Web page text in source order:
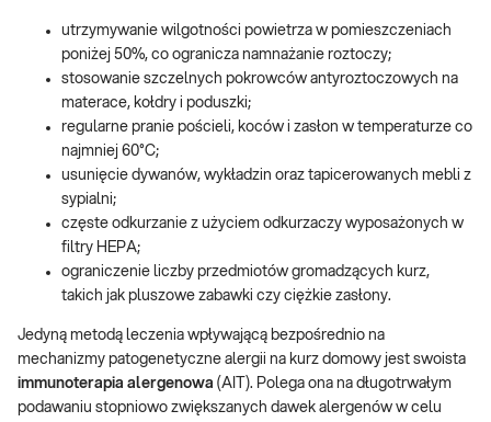
utrzymywanie wilgotności powietrza w pomieszczeniach
poniżej 50%, co ogranicza namnażanie roztoczy;
stosowanie szczelnych pokrowców antyroztoczowych na
materace, kołdry i poduszki;
regularne pranie pościeli, koców i zasłon w temperaturze co
najmniej 60°C;
usunięcie dywanów, wykładzin oraz tapicerowanych mebli z
sypialni;
częste odkurzanie z użyciem odkurzaczy wyposażonych w
filtry HEPA;
ograniczenie liczby przedmiotów gromadzących kurz,
takich jak pluszowe zabawki czy ciężkie zasłony.
Jedyną metodą leczenia wpływającą bezpośrednio na
mechanizmy patogenetyczne alergii na kurz domowy jest swoista
immunoterapia alergenowa (AIT). Polega ona na długotrwałym
podawaniu stopniowo zwiększanych dawek alergenów w celu